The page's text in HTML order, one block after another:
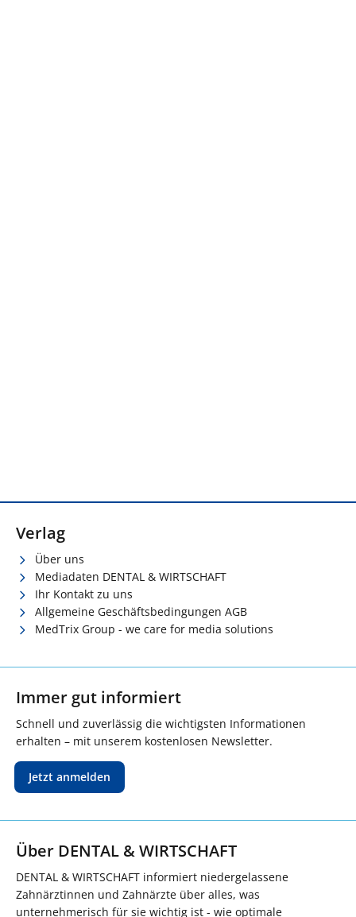
Verlag
Über uns
Mediadaten DENTAL & WIRTSCHAFT
Ihr Kontakt zu uns
Allgemeine Geschäftsbedingungen AGB
MedTrix Group - we care for media solutions
Immer gut informiert
Schnell und zuverlässig die wichtigsten Informationen
erhalten – mit unserem kostenlosen Newsletter.
Jetzt anmelden
Über DENTAL & WIRTSCHAFT
DENTAL & WIRTSCHAFT informiert niedergelassene
Zahnärztinnen und Zahnärzte über alles, was
unternehmerisch für sie wichtig ist - wie optimale